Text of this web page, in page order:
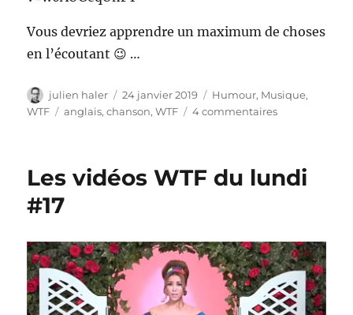
Vous devriez apprendre un maximum de choses
en l’écoutant 😉 …
Auteur
julien haler
Publié
le
24 janvier 2019 Catégories
Humour, Musique,
WTF
Étiquettes
anglais,chanson,WTF 4 commentairessur
Les vidéos WTF du lundi
#17